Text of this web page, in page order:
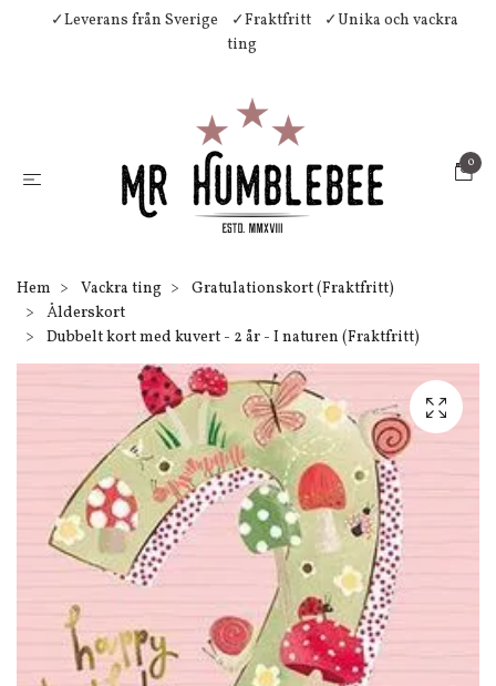
✓Leverans från Sverige ✓Fraktfritt
✓Unika och vackra
ting
0
Hem Vackra ting
Gratulationskort (Fraktfritt)
Ålderskort
Dubbelt kort med kuvert - 2 år - I naturen (Fraktfritt)